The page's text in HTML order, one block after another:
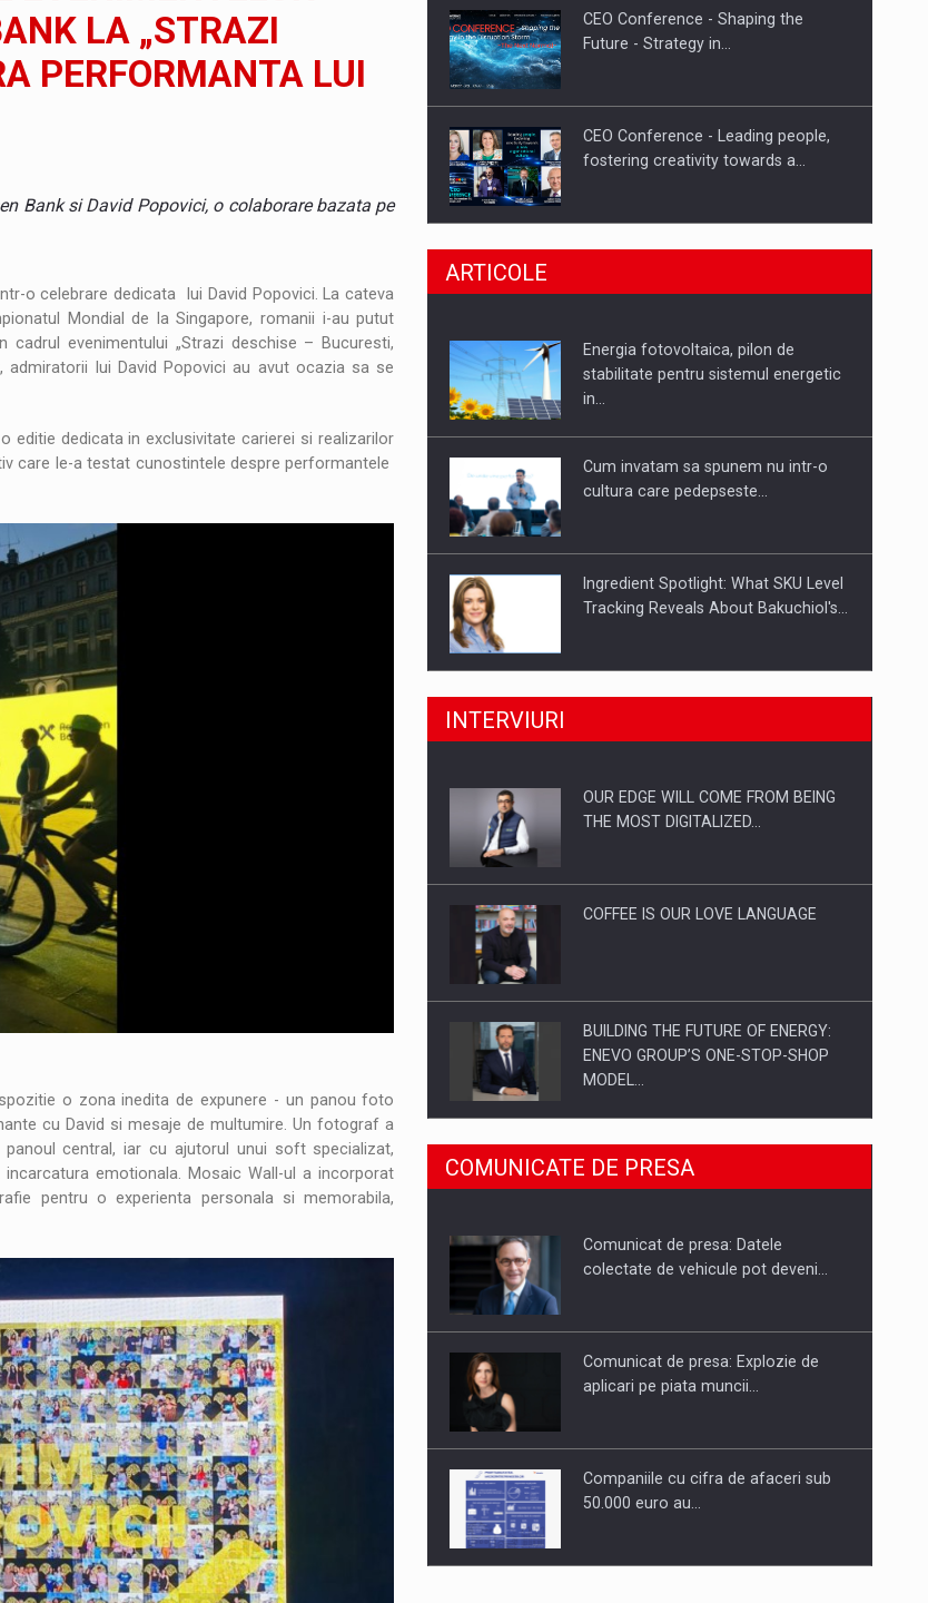
LA „STRAZI
PERFORMANTA LUI
Bank si David Popovici, o colaborare bazata pe
o celebrare dedicata lui David Popovici. La cateva
Mondial de la Singapore, romanii i-au putut
evenimentului „Strazi deschise – Bucuresti,
admiratorii lui David Popovici au avut ocazia sa se
editie dedicata in exclusivitate carierei si realizarilor
care le-a testat cunostintele despre performantele
o zona inedita de expunere - un panou foto
cu David si mesaje de multumire. Un fotograf a
central, iar cu ajutorul unui soft specializat,
emotionala. Mosaic Wall-ul a incorporat
pentru o experienta personala si memorabila,
CEO Conference - Shaping the
Future - Strategy in…
CEO Conference - Leading people,
fostering creativity towards a…
CEO Conference - Shaping The
Webinar - Business Evolution-
RETHINK STRATEGY-Finantare
ARTICOLE
Energia fotovoltaica, pilon de
stabilitate pentru sistemul energetic
in…
Cum invatam sa spunem nu intr-o
cultura care pedepseste…
Ingredient Spotlight: What SKU Level
Tracking Reveals About Bakuchiol's…
Producatorii si comerciantii care nu
Proteinmaxxing and the Future of
INTERVIURI
OUR EDGE WILL COME FROM BEING
THE MOST DIGITALIZED…
COFFEE IS OUR LOVE LANGUAGE
BUILDING THE FUTURE OF ENERGY:
ENEVO GROUP’S ONE-STOP-SHOP
MODEL…
ROOTED IN ROMANIA, BUILT TO
DELIVER TECHNOLOGY FOR THE…
PUTTING ROMANIAN CORPORATE
COMUNICATE DE PRESA
Comunicat de presa: Datele
colectate de vehicule pot deveni…
Comunicat de presa: Explozie de
aplicari pe piata muncii…
Companiile cu cifra de afaceri sub
50.000 euro au…